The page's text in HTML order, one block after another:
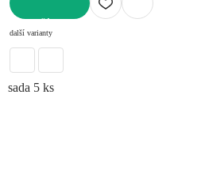
další varianty
sada 5 ks